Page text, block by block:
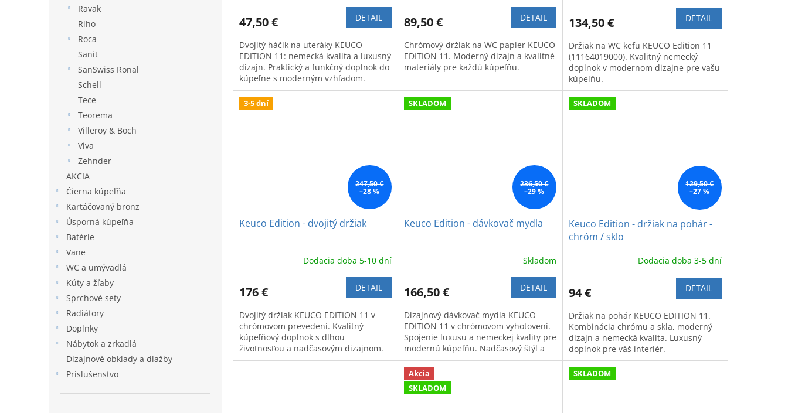
Ravak
Riho
Roca
Sanit
SanSwiss Ronal
Schell
Tece
Teorema
Villeroy & Boch
Viva
Zehnder
AKCIA
Čierna kúpeľňa
Kartáčovaný bronz
Úsporná kúpeľňa
Batérie
Vane
WC a umývadlá
Kúty a žľaby
Sprchové sety
Radiátory
Doplnky
Nábytok a zrkadlá
Dizajnové obklady a dlažby
Príslušenstvo
47,50 € DETAIL
Dvojitý háčik na uteráky KEUCO
EDITION 11: nemecká kvalita a luxusný
dizajn. Praktický a funkčný doplnok do
kúpeľne s moderným vzhľadom.
89,50 € DETAIL
Chrómový držiak na WC papier KEUCO
EDITION 11. Moderný dizajn a kvalitné
materiály pre každú kúpeľňu.
134,50 € DETAIL
Držiak na WC kefu KEUCO Edition 11
(11164019000). Kvalitný nemecký
doplnok v modernom dizajne pre vašu
kúpeľňu.
3-5 dní
247,50 €
–28 %
Keuco Edition - dvojitý držiak
Dodacia doba 5-10 dní
176 € DETAIL
Dvojitý držiak KEUCO EDITION 11 v
chrómovom prevedení. Kvalitný
kúpeľňový doplnok s dlhou
životnosťou a nadčasovým dizajnom.
SKLADOM
236,50 €
–29 %
Keuco Edition - dávkovač mydla
Skladom
166,50 € DETAIL
Dizajnový dávkovač mydla KEUCO
EDITION 11 v chrómovom vyhotovení.
Spojenie luxusu a nemeckej kvality pre
modernú kúpeľňu. Nadčasový štýl a
precízne spracovanie.
SKLADOM
129,50 €
–27 %
Keuco Edition - držiak na pohár -
chróm / sklo
Dodacia doba 3-5 dní
94 € DETAIL
Držiak na pohár KEUCO EDITION 11.
Kombinácia chrómu a skla, moderný
dizajn a nemecká kvalita. Luxusný
doplnok pre váš interiér.
Akcia
SKLADOM
SKLADOM